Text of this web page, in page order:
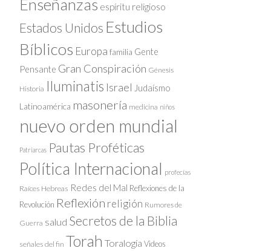
Enseñanzas espíritu religioso
Estados Unidos Estudios
Bíblicos Europa familia Gente
Pensante Gran Conspiración Génesis
Historia Iluminatis Israel Judaísmo
Latinoamérica masonería medicina niños
nuevo orden mundial
Patriarcas Pautas Proféticas
Política Internacional profecías
Raíces Hebreas Redes del Mal Reflexiones de la
Revolución Reflexión religión Rumores de
Guerra salud Secretos de la Biblia
señales del fin Torah Toralogía Videos